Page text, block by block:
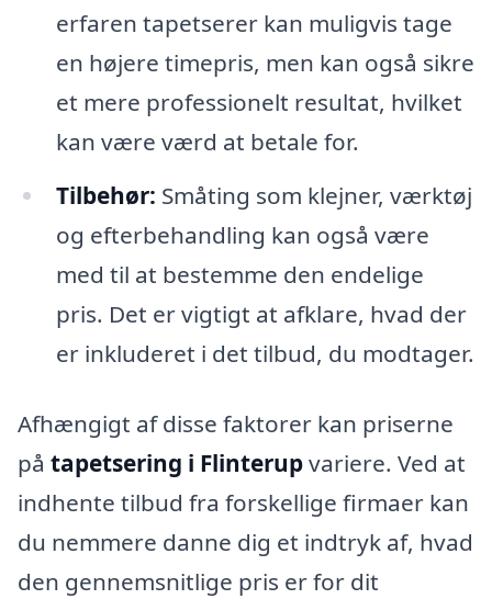
erfaren tapetserer kan muligvis tage
en højere timepris, men kan også sikre
et mere professionelt resultat, hvilket
kan være værd at betale for.
Tilbehør: Småting som klejner, værktøj
og efterbehandling kan også være
med til at bestemme den endelige
pris. Det er vigtigt at afklare, hvad der
er inkluderet i det tilbud, du modtager.
Afhængigt af disse faktorer kan priserne
på tapetsering i Flinterupvariere. Ved at
indhente tilbud fra forskellige firmaer kan
du nemmere danne dig et indtryk af, hvad
den gennemsnitlige pris er for dit